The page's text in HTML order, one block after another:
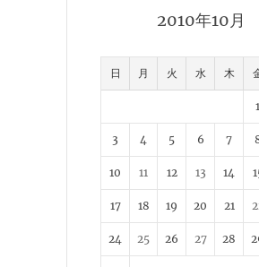
2010年10月
日 月 火 水 木
1
3 4 5 6 7
10 11 12 13 14
17 18 19 20 21
24 25 26 27 28